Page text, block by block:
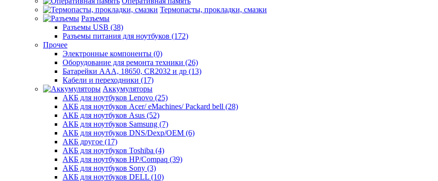
Термопасты, прокладки, смазки
Разъемы
Разъемы USB (38)
Разъемы питания для ноутбуков (172)
Прочее
Электронные компоненты (0)
Оборудование для ремонта техники (26)
Батарейки AAА, 18650, CR2032 и др (13)
Кабели и переходники (17)
Аккумуляторы
АКБ для ноутбуков Lenovo (25)
АКБ для ноутбуков Acer/ eMachines/ Packard bell (28)
АКБ для ноутбуков Asus (52)
АКБ для ноутбуков Samsung (7)
АКБ для ноутбуков DNS/Dexp/OEM (6)
АКБ другое (17)
АКБ для ноутбуков Toshiba (4)
АКБ для ноутбуков HP/Compaq (39)
АКБ для ноутбуков Sony (3)
АКБ для ноутбуков DELL (10)